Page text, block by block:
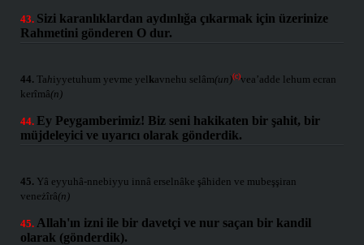
43. Sizi karanlıklardan aydınlığa çıkarmak için üzerinize
Rahmetini gönderen O dur.
44. Tahiyyetuhum yevme yel kavnehu selâm(un)(c)vea’adde lehum ecran
kerîmâ(n)
44. Ey Peygamberimiz! Biz seni hakikaten bir şahit, bir
müjdeleyici ve uyarıcı olarak gönderdik.
45. Yâ eyyuhâ-nnebiyyu innâ erselnâke şâhiden ve mubeşşiran
veneżîrâ(n)
45. Allah'ın izni ile bir davetçi ve nur saçan bir kandil
olarak (gönderdik).